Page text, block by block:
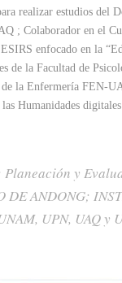
realizar estudios del
; Colaborador en el
enfocado en la
de la Facultad de
la Enfermería FEN-
Humanidades
y
ANDONG;
UPN, UAQ y